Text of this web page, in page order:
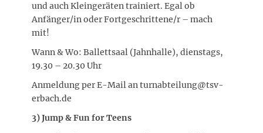
und auch Kleingeräten trainiert. Egal ob
Anfänger/in oder Fortgeschrittene/r – mach
mit!
Wann & Wo: Ballettsaal (Jahnhalle), dienstags,
19.30 – 20.30 Uhr
Anmeldung per E-Mail an turnabteilung@tsv-
erbach.de
3) Jump & Fun for Teens